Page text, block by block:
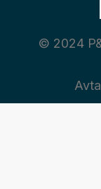
© 2024